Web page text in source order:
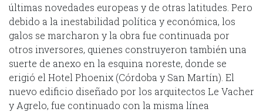
últimas novedades europeas y de otras latitudes. Pero
debido a la inestabilidad política y económica, los
galos se marcharon y la obra fue continuada por
otros inversores, quienes construyeron también una
suerte de anexo en la esquina noreste, donde se
erigió el Hotel Phoenix (Córdoba y San Martín). El
nuevo edificio diseñado por los arquitectos Le Vacher
y Agrelo, fue continuado con la misma línea